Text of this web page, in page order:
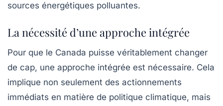
sources énergétiques polluantes.
La nécessité d’une approche intégrée
Pour que le Canada puisse véritablement changer
de cap, une approche intégrée est nécessaire. Cela
implique non seulement des actionnements
immédiats en matière de politique climatique, mais